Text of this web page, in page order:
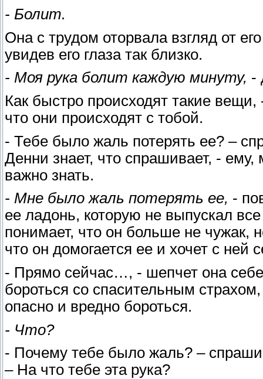
- Болит.
Она с трудом оторвала взгляд от
увидев его глаза так близко.
- Моя рука болит каждую минуту, -
Как быстро происходят такие
что они происходят с тобой.
- Тебе было жаль потерять ее? –
Денни знает, что спрашивает, -
важно знать.
- Мне было жаль потерять ее, -
ее ладонь, которую не выпускал
понимает, что он больше не чужак,
что он домогается ее и хочет с ней
- Прямо сейчас…, - шепчет она
бороться со спасительным
опасно и вредно бороться.
- Что?
- Почему тебе было жаль? –
– На что тебе эта рука?